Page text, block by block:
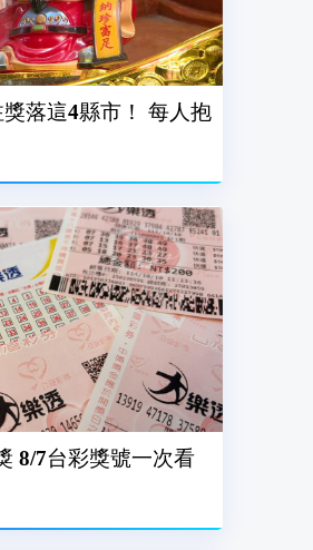
落這4縣市！ 每人抱
8/7台彩獎號一次看